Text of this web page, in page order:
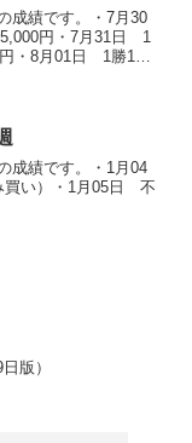
成績です。・7月30
円・7月31日 1
・8月01日 1勝1敗0
成績です。・1月04
い）・1月05日 不
版）